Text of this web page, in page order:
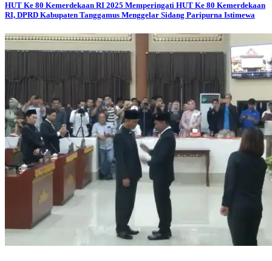
HUT Ke 80 Kemerdekaan RI 2025 Memperingati HUT Ke 80 Kemerdekaan
RI, DPRD Kabupaten Tanggamus Menggelar Sidang Paripurna Istimewa